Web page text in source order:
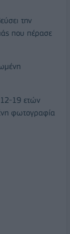
την
που πέρασε
19 ετών
φωτογραφία